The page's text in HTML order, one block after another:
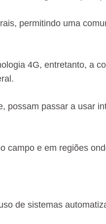
permitindo uma
4G, entretanto, a
possam passar a usar
campo e em regiões
de sistemas